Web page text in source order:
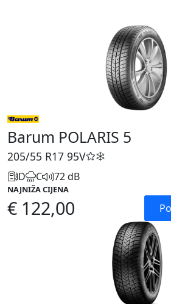
Barum POLARIS 5
205/55 R17 95V
D C 72 dB
NAJNIŽA CIJENA
€ 122,00